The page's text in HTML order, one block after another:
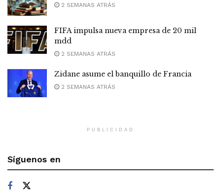
2 SEMANAS ATRÁS
FIFA impulsa nueva empresa de 20 mil
mdd
2 SEMANAS ATRÁS
Zidane asume el banquillo de Francia
2 SEMANAS ATRÁS
PUBLICIDAD
Síguenos en